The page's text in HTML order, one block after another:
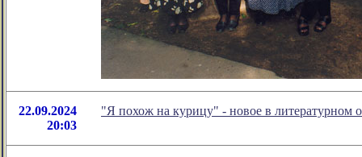
22.09.2024
20:03
"Я похож на курицу" - новое в литературном